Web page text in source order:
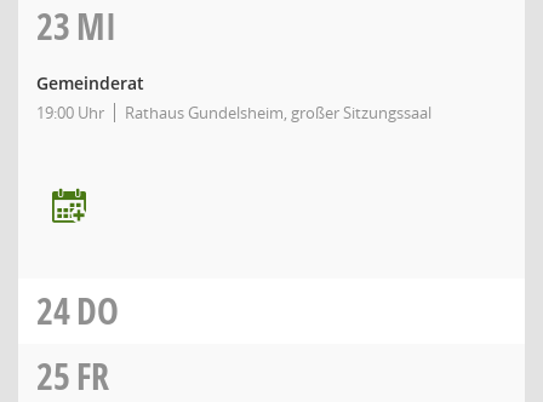
23MI
Gemeinderat
19:00 Uhr Rathaus Gundelsheim, großer Sitzungssaal
24DO
25FR